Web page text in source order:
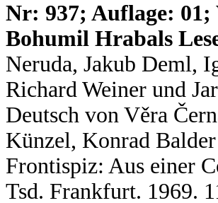
Nr: 937; Auflage:
Bohumil Hrabals
Neruda, Jakub Deml,
Richard Weiner und
Deutsch von Věra
Künzel, Konrad
Frontispiz: Aus einer
Tsd. Frankfurt. 1969.